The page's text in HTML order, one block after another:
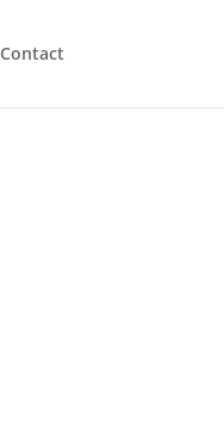
Contact